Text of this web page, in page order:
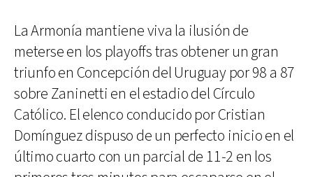
La Armonía mantiene viva la ilusión de
meterse en los playoffs tras obtener un gran
triunfo en Concepción del Uruguay por 98 a 87
sobre Zaninetti en el estadio del Círculo
Católico. El elenco conducido por Cristian
Domínguez dispuso de un perfecto inicio en el
último cuarto con un parcial de 11-2 en los